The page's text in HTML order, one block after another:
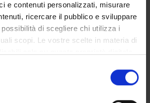
e contenuti personalizzati, misurare
ricercare il pubblico e sviluppare
di scegliere chi utilizza i
scopi. Le vostre scelte in materia di
il proprio consenso in qualsiasi
sui cookie o facendo clic
PRIMO PIANO
dialogano che dialogano per